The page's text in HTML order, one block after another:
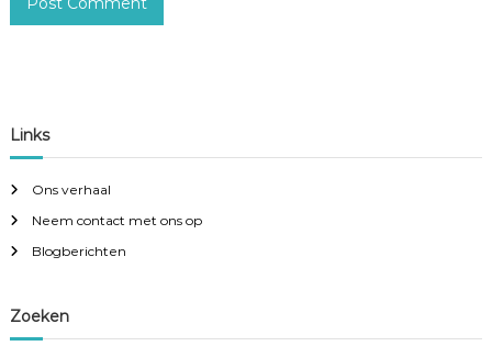
Links
Ons verhaal
Neem contact met ons op
Blogberichten
Zoeken